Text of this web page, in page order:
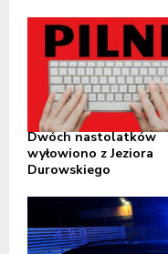
Dwóch nastolatków
wyłowiono z Jeziora
Durowskiego